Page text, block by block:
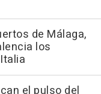
de Málaga,
los